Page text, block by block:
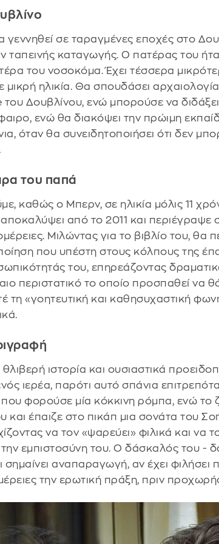
σε ταραγμένες εποχές στο
ταπεινής καταγωγής. Ο πατέρας του
του νοσοκόμα. Έχει τέσσερα
ηλικία. Θα σπουδάσει
Δουβλίνου, ενώ μπορούσε να
ενώ θα διακόψει την πρώιμη
όταν θα συνειδητοποιήσει ότι δεν
του παπά
καθώς ο Μπερν, σε ηλικία μόλις 11
από το 2011 και περιέγραψε
Μιλώντας για το βιβλίο του, θα
που υπέστη στους κόλπους της
του, επηρεάζοντας
περιστατικό το οποίο προσπαθεί να
τη «γοητευτική και καθησυχαστική
ιστορία και ουσιαστικά
ιερέα, παρότι αυτό σπάνια
που φορούσε μία κόκκινη ρόμπα, ενώ το
και έπαιζε στο πικάπ μια σονάτα του
να τον «ψαρεύει» φιλικά και να
την εμπιστοσύνη του. Ο δάσκαλός του -
σημαίνει αναπαραγωγή, αν έχει φιλήσει
την ερωτική πράξη, πριν